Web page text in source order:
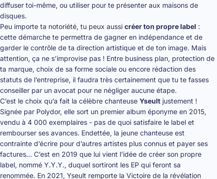
diffuser toi-même, ou utiliser pour te présenter aux maisons de
disques.
Peu importe ta notoriété, tu peux aussi créer ton propre label :
cette démarche te permettra de gagner en indépendance et de
garder le contrôle de ta direction artistique et de ton image. Mais
attention, ça ne s’improvise pas ! Entre business plan, protection de
ta marque, choix de sa forme sociale ou encore rédaction des
statuts de l’entreprise, il faudra très certainement que tu te fasses
conseiller par un avocat pour ne négliger aucune étape.
C’est le choix qu’a fait la célèbre chanteuse Yseult justement !
Signée par Polydor, elle sort un premier album éponyme en 2015,
vendu à 4 000 exemplaires - pas de quoi satisfaire le label et
rembourser ses avances. Endettée, la jeune chanteuse est
contrainte d’écrire pour d’autres artistes plus connus et payer ses
factures… C’est en 2019 que lui vient l’idée de créer son propre
label, nommé Y.Y.Y., duquel sortiront les EP qui feront sa
renommée. En 2021, Yseult remporte la Victoire de la révélation